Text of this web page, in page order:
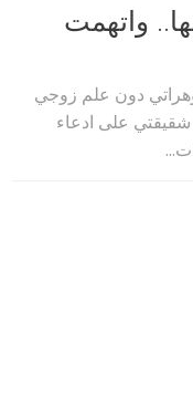
واتهمت
دون علم زوجي
على ادعاء